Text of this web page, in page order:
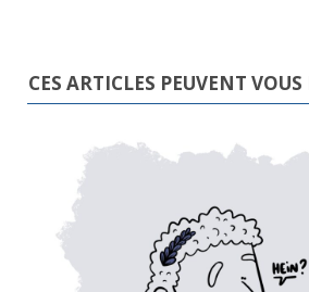
CES ARTICLES PEUVENT